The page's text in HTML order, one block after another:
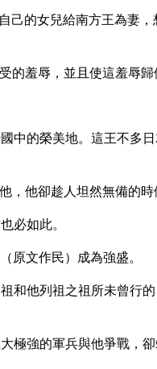
的女兒給南方王為妻
羞辱，並且使這羞辱歸
中的榮美地。這王不多
他卻趁人坦然無備的時
必如此。
文作民）成為強盛。
和他列祖之祖所未曾行
極強的軍兵與他爭戰，